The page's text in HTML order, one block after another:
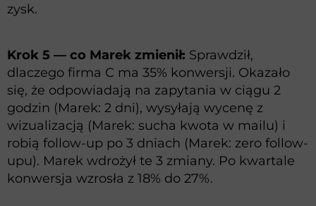
zysk.
Krok 5 — co Marek zmienił: Sprawdził,
dlaczego firma C ma 35% konwersji. Okazało
się, że odpowiadają na zapytania w ciągu 2
godzin (Marek: 2 dni), wysyłają wycenę z
wizualizacją (Marek: sucha kwota w mailu) i
robią follow-up po 3 dniach (Marek: zero follow-
upu). Marek wdrożył te 3 zmiany. Po kwartale
konwersja wzrosła z 18% do 27%.